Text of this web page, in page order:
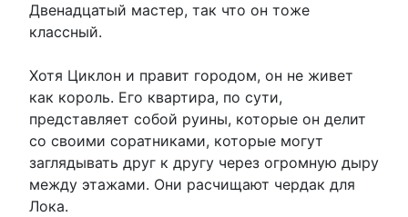
Двенадцатый мастер, так что он тоже
классный.
Хотя Циклон и правит городом, он не живет
как король. Его квартира, по сути,
представляет собой руины, которые он делит
со своими соратниками, которые могут
заглядывать друг к другу через огромную дыру
между этажами. Они расчищают чердак для
Лока.